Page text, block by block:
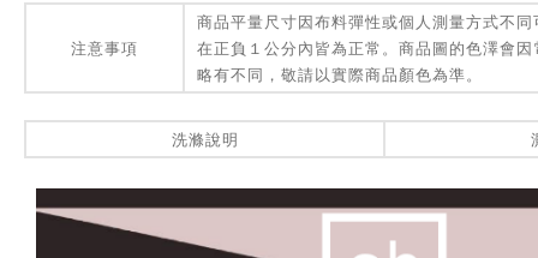
注意事項
商品平量尺寸因布料彈性或個人測量方式不
在正負１公分內皆為正常。商品圖的色澤會
略有不同，敬請以實際商品顏色為準。
洗滌說明